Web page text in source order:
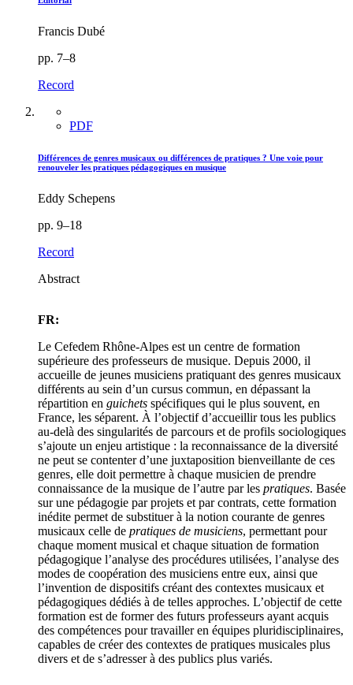
Francis Dubé
pp. 7–8
Record
PDF
Différences de genres musicaux ou différences de pratiques ? Une voie pour
renouveler les pratiques pédagogiques en musique
Eddy Schepens
pp. 9–18
Record
Abstract
FR:
Le Cefedem Rhône-Alpes est un centre de formation
supérieure des professeurs de musique. Depuis 2000, il
accueille de jeunes musiciens pratiquant des genres musicaux
différents au sein d’un cursus commun, en dépassant la
répartition en guichets spécifiques qui le plus souvent, en
France, les séparent. À l’objectif d’accueillir tous les publics
au-delà des singularités de parcours et de profils sociologiques
s’ajoute un enjeu artistique : la reconnaissance de la diversité
ne peut se contenter d’une juxtaposition bienveillante de ces
genres, elle doit permettre à chaque musicien de prendre
connaissance de la musique de l’autre par les pratiques. Basée
sur une pédagogie par projets et par contrats, cette formation
inédite permet de substituer à la notion courante de genres
musicaux celle de pratiques de musiciens, permettant pour
chaque moment musical et chaque situation de formation
pédagogique l’analyse des procédures utilisées, l’analyse des
modes de coopération des musiciens entre eux, ainsi que
l’invention de dispositifs créant des contextes musicaux et
pédagogiques dédiés à de telles approches. L’objectif de cette
formation est de former des futurs professeurs ayant acquis
des compétences pour travailler en équipes pluridisciplinaires,
capables de créer des contextes de pratiques musicales plus
divers et de s’adresser à des publics plus variés.